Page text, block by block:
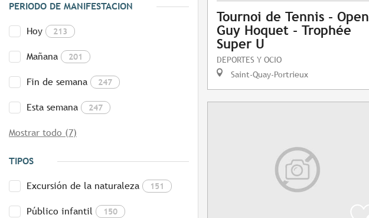
PERIODO DE MANIFESTACION
Hoy 213
Mañana 201
Fin de semana 247
Esta semana 247
Mostrar todo (7)
TIPOS
Excursión de la naturaleza 151
Público infantil 150
Tournoi de Tennis - Open
Guy Hoquet - Trophée
Super U
DEPORTES Y OCIO
Saint-Quay-Portrieux